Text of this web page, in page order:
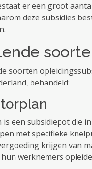
er een groot
deze subsidies
soorten
behandeld:
is een subsidiepot die
met specifieke
krijgen van
werknemers